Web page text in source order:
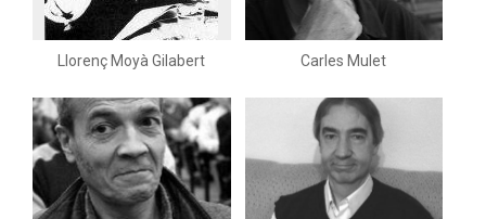
Llorenç Moyà Gilabert Carles Mulet